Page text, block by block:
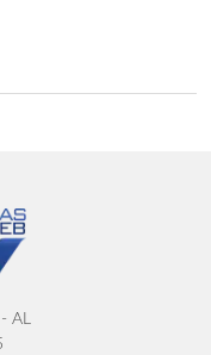
AL